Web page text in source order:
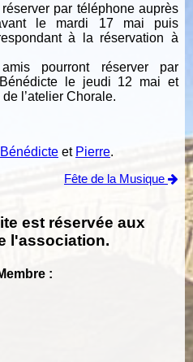
par téléphone auprès
le mardi 17 mai puis
à la réservation à
pourront réserver par
le jeudi 12 mai et
l’atelier Chorale.
Bénédicte et Pierre.
Fête de la Musique
est réservée aux
l'association.
: